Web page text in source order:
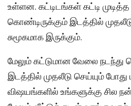
உள்ளன. கட்டிடங்கள் கட்டி
கொண்டிருக்கும் இடத்தில்
சுமூகமாக இருக்கும்.
மேலும் கட்டுமான வேலை நடந்து
இடத்தில் முதலீடு செய்யும்
விஷயங்களில் உங்களுக்கு சில